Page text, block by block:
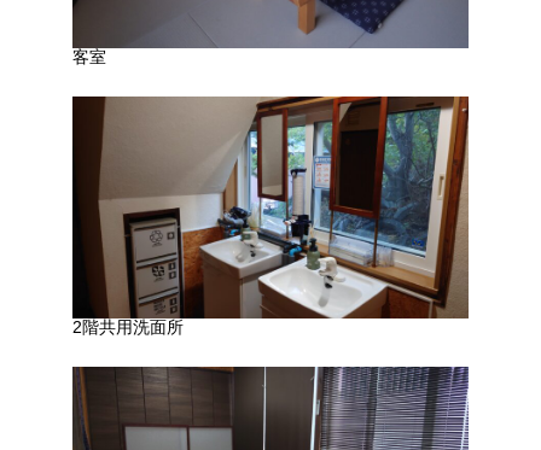
客室
2階共用洗面所